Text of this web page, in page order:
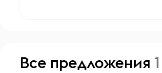
Все предложения 1